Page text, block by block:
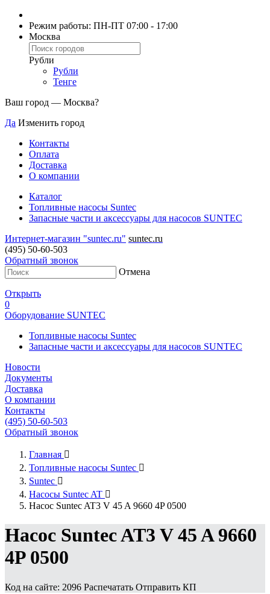
Режим работы: ПН-ПТ 07:00 - 17:00
Москва
Рубли
Рубли
Тенге
Ваш город — Москва?
Да Изменить город
Контакты
Оплата
Доставка
О компании
Каталог
Топливные насосы Suntec
Запасные части и аксессуары для насосов SUNTEC
Интернет-магазин "suntec.ru" suntec.ru
(495) 50-60-503
Обратный звонок
Отмена
Открыть
0
Оборудование SUNTEC
Топливные насосы Suntec
Запасные части и аксессуары для насосов SUNTEC
Новости
Документы
Доставка
О компании
Контакты
(495) 50-60-503
Обратный звонок
Главная 
Топливные насосы Suntec 
Suntec 
Насосы Suntec AT 
Насос Suntec AT3 V 45 A 9660 4P 0500
Насос Suntec AT3 V 45 A 9660
4P 0500
Код на сайте: 2096 Распечатать Отправить КП